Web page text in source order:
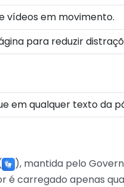
vídeos em movimento.
para reduzir
em qualquer texto da
), mantida pelo
é carregado apenas